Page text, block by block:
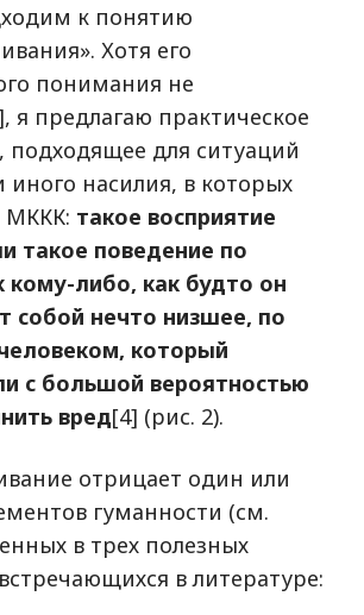
к понятию
Хотя его
понимания не
я предлагаю практическое
подходящее для ситуаций
иного насилия, в которых
МККК: такое восприятие
такое поведение по
либо, как будто он
собой нечто низшее, по
который
с большой вероятностью
вред[4] (рис. 2).
отрицает один или
гуманности (см.
в трех полезных
в литературе: